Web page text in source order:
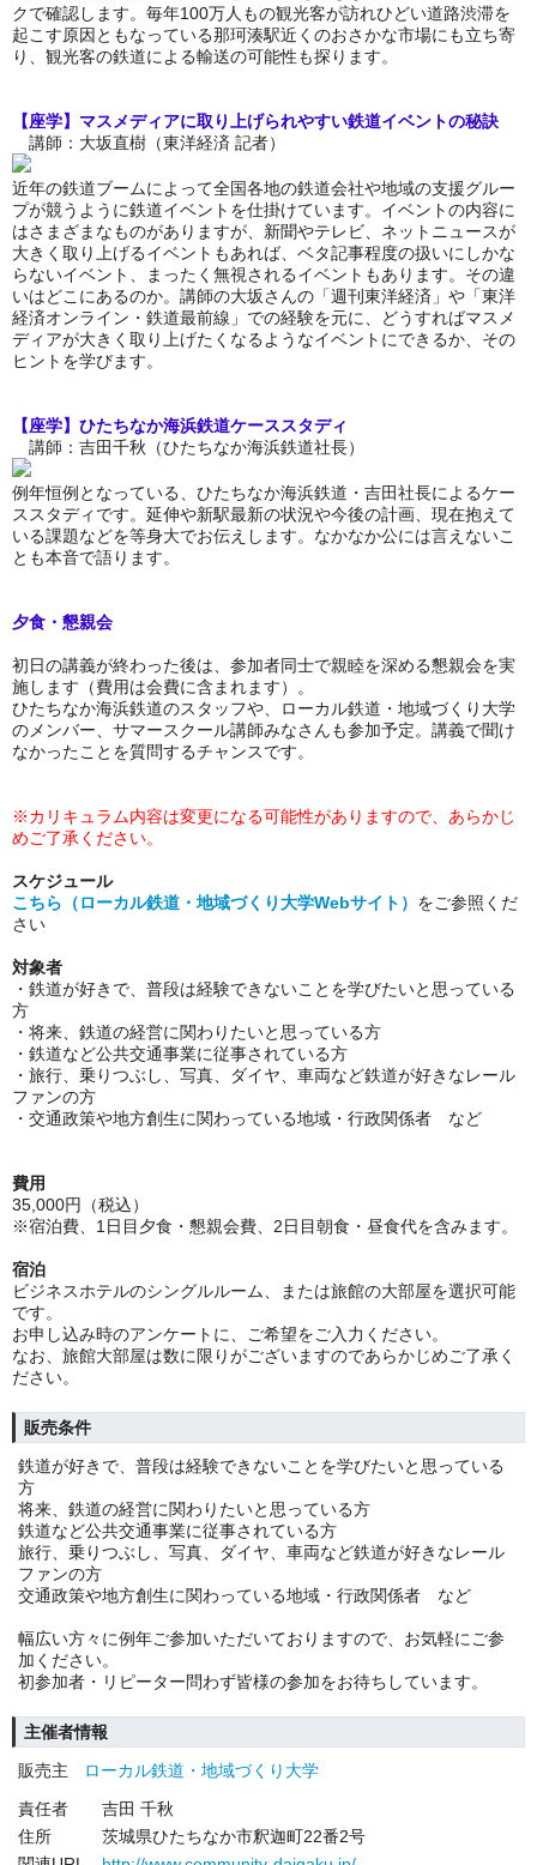
クで確認します。毎年100万人もの観光客が訪れひどい道路渋滞を
起こす原因ともなっている那珂湊駅近くのおさかな市場にも立ち寄
り、観光客の鉄道による輸送の可能性も探ります。
【座学】マスメディアに取り上げられやすい鉄道イベントの秘訣
講師：大坂直樹（東洋経済 記者）
近年の鉄道ブームによって全国各地の鉄道会社や地域の支援グルー
プが競うように鉄道イベントを仕掛けています。イベントの内容に
はさまざまなものがありますが、新聞やテレビ、ネットニュースが
大きく取り上げるイベントもあれば、ベタ記事程度の扱いにしかな
らないイベント、まったく無視されるイベントもあります。その違
いはどこにあるのか。講師の大坂さんの「週刊東洋経済」や「東洋
経済オンライン・鉄道最前線」での経験を元に、どうすればマスメ
ディアが大きく取り上げたくなるようなイベントにできるか、その
ヒントを学びます。
【座学】ひたちなか海浜鉄道ケーススタディ
講師：吉田千秋（ひたちなか海浜鉄道社長）
例年恒例となっている、ひたちなか海浜鉄道・吉田社長によるケー
ススタディです。延伸や新駅最新の状況や今後の計画、現在抱えて
いる課題などを等身大でお伝えします。なかなか公には言えないこ
とも本音で語ります。
夕食・懇親会
初日の講義が終わった後は、参加者同士で親睦を深める懇親会を実
施します（費用は会費に含まれます）。
ひたちなか海浜鉄道のスタッフや、ローカル鉄道・地域づくり大学
のメンバー、サマースクール講師みなさんも参加予定。講義で聞け
なかったことを質問するチャンスです。
※カリキュラム内容は変更になる可能性がありますので、あらかじ
めご了承ください。
スケジュール
こちら（ローカル鉄道・地域づくり大学Webサイト） をご参照くだ
さい
対象者
・鉄道が好きで、普段は経験できないことを学びたいと思っている
方
・将来、鉄道の経営に関わりたいと思っている方
・鉄道など公共交通事業に従事されている方
・旅行、乗りつぶし、写真、ダイヤ、車両など鉄道が好きなレール
ファンの方
・交通政策や地方創生に関わっている地域・行政関係者 など
費用
35,000円（税込）
※宿泊費、1日目夕食・懇親会費、2日目朝食・昼食代を含みます。
宿泊
ビジネスホテルのシングルルーム、または旅館の大部屋を選択可能
です。
お申し込み時のアンケートに、ご希望をご入力ください。
なお、旅館大部屋は数に限りがございますのであらかじめご了承く
ださい。
販売条件
鉄道が好きで、普段は経験できないことを学びたいと思っている
方
将来、鉄道の経営に関わりたいと思っている方
鉄道など公共交通事業に従事されている方
旅行、乗りつぶし、写真、ダイヤ、車両など鉄道が好きなレール
ファンの方
交通政策や地方創生に関わっている地域・行政関係者 など
幅広い方々に例年ご参加いただいておりますので、お気軽にご参
加ください。
初参加者・リピーター問わず皆様の参加をお待ちしています。
主催者情報
販売主
ローカル鉄道・地域づくり大学
責任者
吉田 千秋
住所
茨城県ひたちなか市釈迦町22番2号